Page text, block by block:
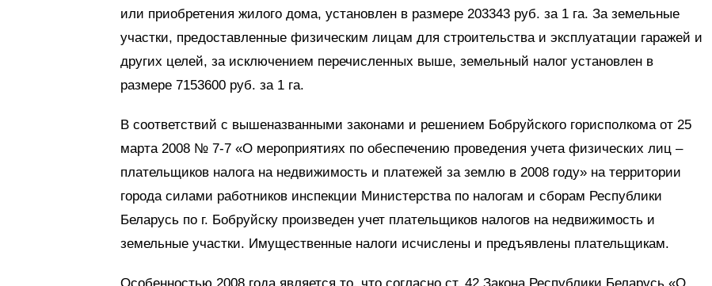
или приобретения жилого дома, установлен в размере 203343 руб. за 1 га. За земельные
участки, предоставленные физическим лицам для строительства и эксплуатации гаражей и
других целей, за исключением перечисленных выше, земельный налог установлен в
размере 7153600 руб. за 1 га.
В соответствий с вышеназванными законами и решением Бобруйского горисполкома от 25
марта 2008 № 7-7 «О мероприятиях по обеспечению проведения учета физических лиц –
плательщиков налога на недвижимость и платежей за землю в 2008 году» на территории
города силами работников инспекции Министерства по налогам и сборам Республики
Беларусь по г. Бобруйску произведен учет плательщиков налогов на недвижимость и
земельные участки. Имущественные налоги исчислены и предъявлены плательщикам.